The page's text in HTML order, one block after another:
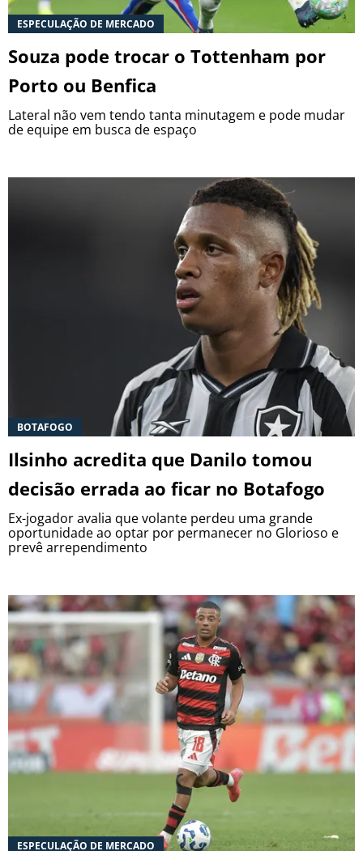
ESPECULAÇÃO DE MERCADO
Souza pode trocar o Tottenham por
Porto ou Benfica
Lateral não vem tendo tanta minutagem e pode mudar
de equipe em busca de espaço
BOTAFOGO
Ilsinho acredita que Danilo tomou
decisão errada ao ficar no Botafogo
Ex-jogador avalia que volante perdeu uma grande
oportunidade ao optar por permanecer no Glorioso e
prevê arrependimento
ESPECULAÇÃO DE MERCADO